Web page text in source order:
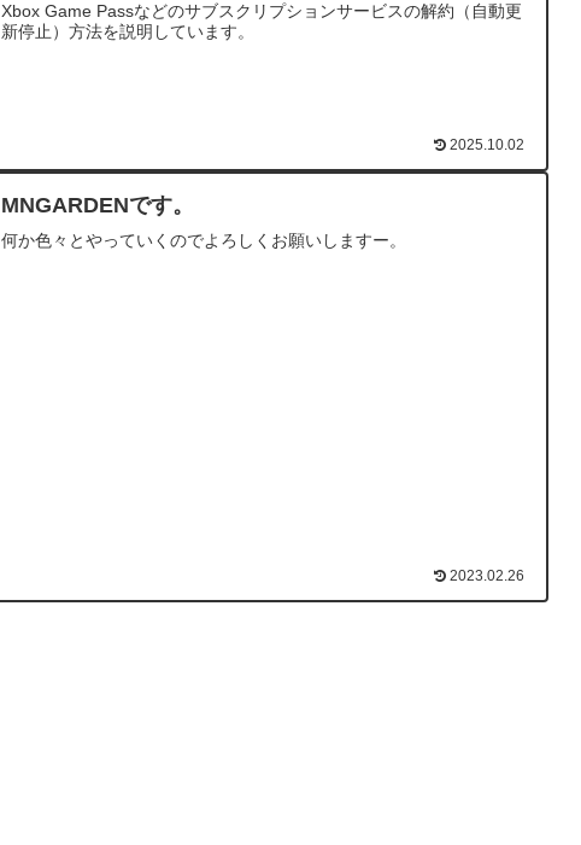
Xbox Game Passなどのサブスクリプションサービスの解約（自動更
新停止）方法を説明しています。
2025.10.02
MNGARDENです。
何か色々とやっていくのでよろしくお願いしますー。
2023.02.26